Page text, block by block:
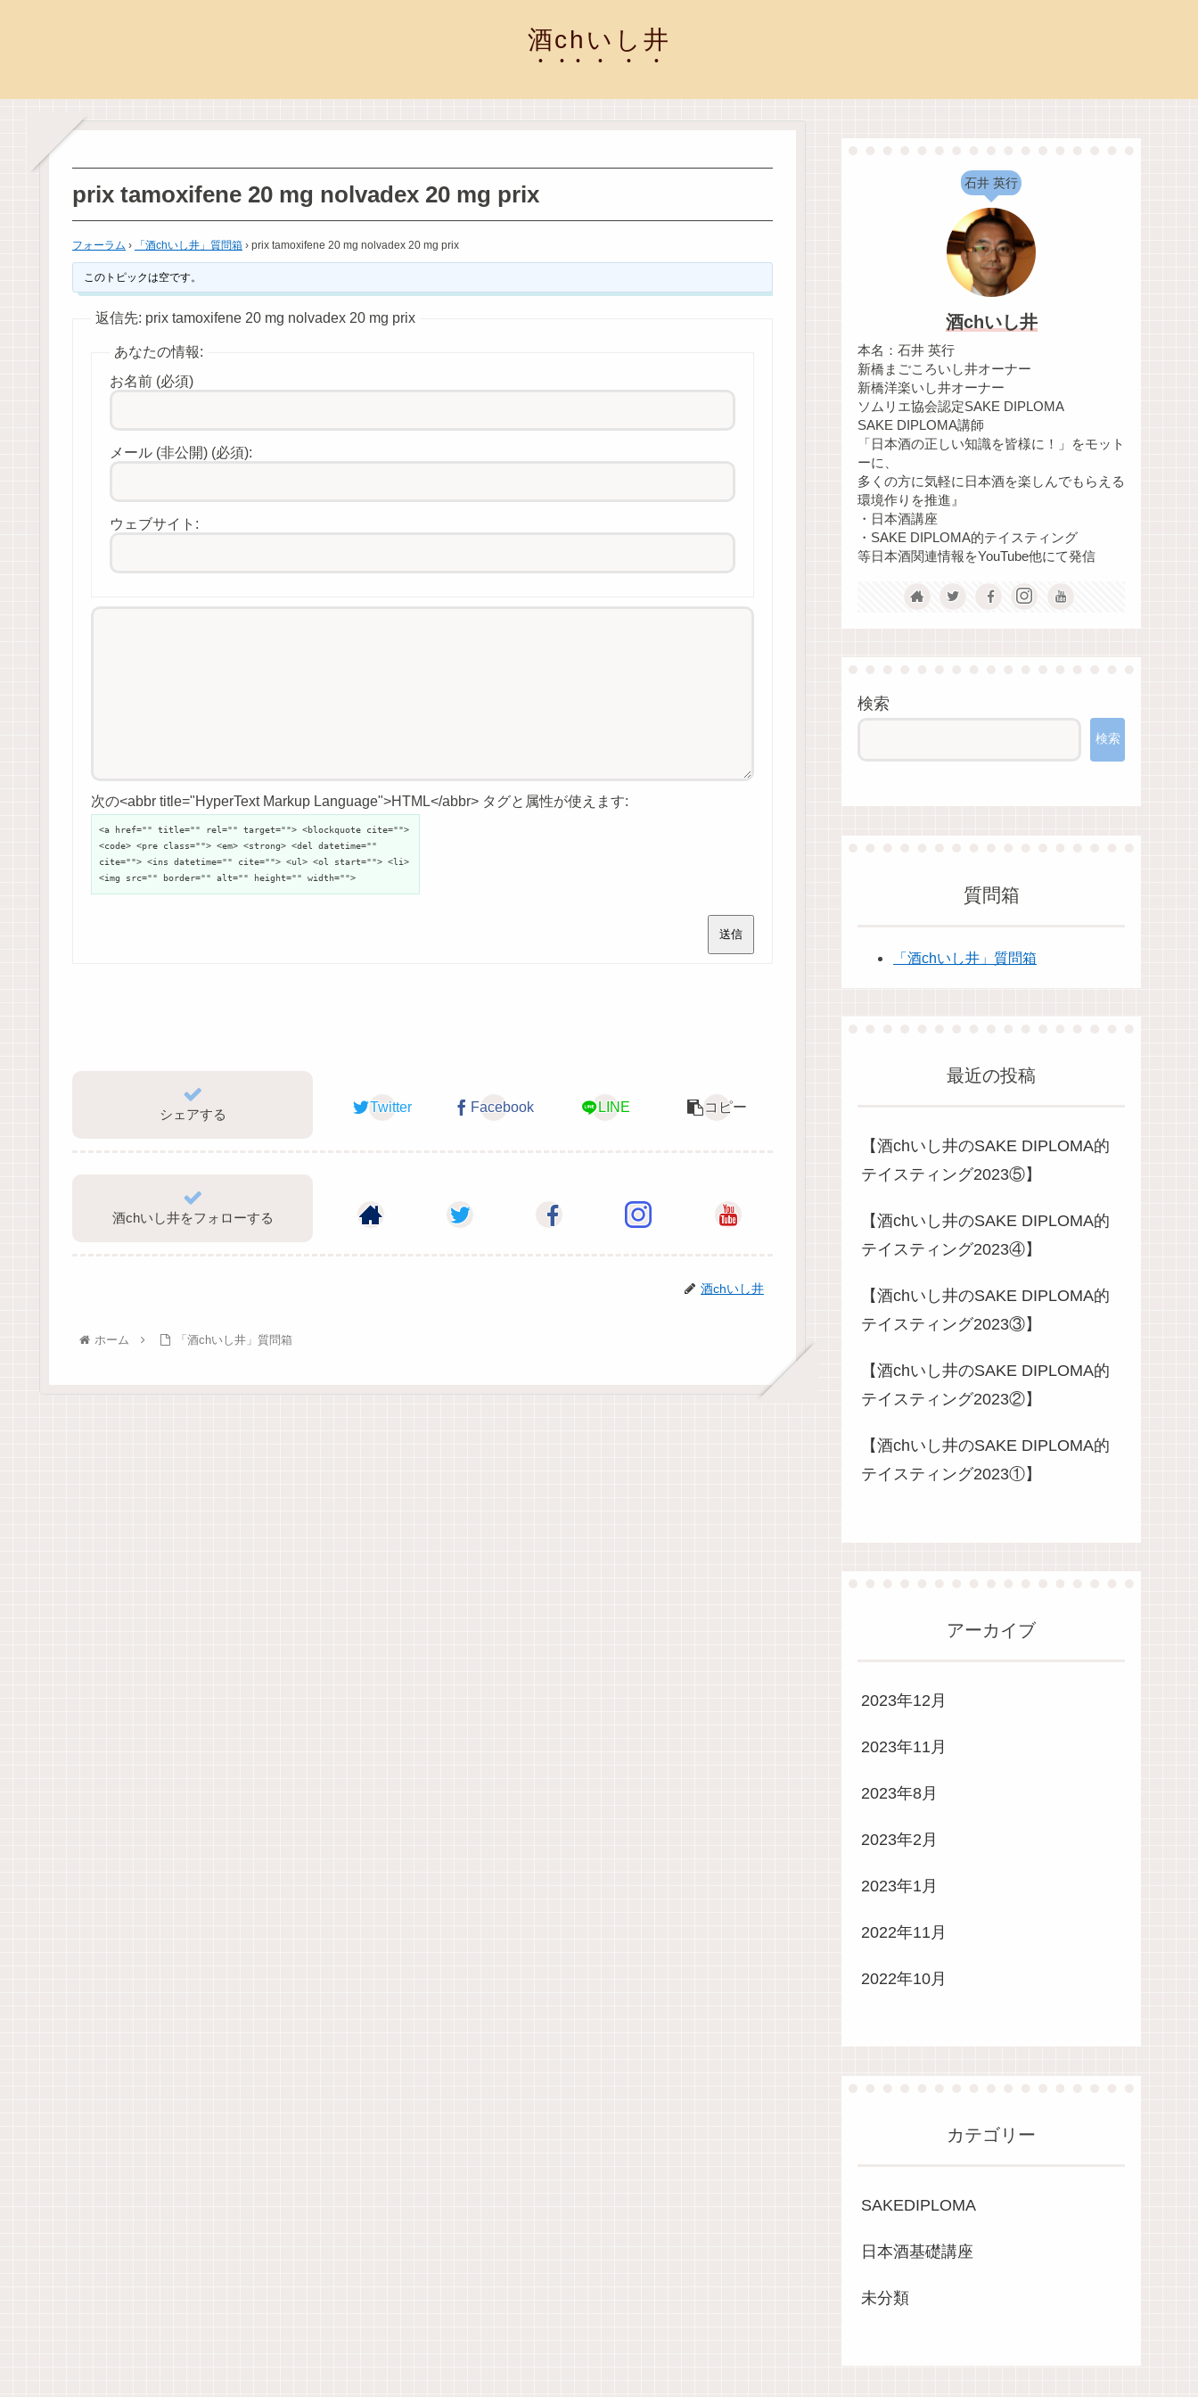
酒chいし井
prix tamoxifene 20 mg nolvadex 20 mg prix
フォーラム › 「酒chいし井」質問箱 › prix tamoxifene 20 mg nolvadex 20 mg prix
このトピックは空です。
返信先: prix tamoxifene 20 mg nolvadex 20 mg prix
あなたの情報:
お名前 (必須)
メール (非公開) (必須):
ウェブサイト:
次の<abbr title="HyperText Markup Language">HTML</abbr> タグと属性が使えます:
<a href="" title="" rel="" target=""> <blockquote cite="">
<code> <pre class=""> <em> <strong> <del datetime=""
cite=""> <ins datetime="" cite=""> <ul> <ol start=""> <li>
<img src="" border="" alt="" height="" width="">
送信
シェアする Twitter Facebook LINE コピー
酒chいし井をフォローする
酒chいし井
ホーム 「酒chいし井」質問箱
石井 英行
酒chいし井
本名：石井 英行
新橋まごころいし井オーナー
新橋洋楽いし井オーナー
ソムリエ協会認定SAKE DIPLOMA
SAKE DIPLOMA講師
「日本酒の正しい知識を皆様に！」をモット
ーに、
多くの方に気軽に日本酒を楽しんでもらえる
環境作りを推進』
・日本酒講座
・SAKE DIPLOMA的テイスティング
等日本酒関連情報をYouTube他にて発信
検索
検索
質問箱
「酒chいし井」質問箱
最近の投稿
【酒chいし井のSAKE DIPLOMA的
テイスティング2023⑤】
【酒chいし井のSAKE DIPLOMA的
テイスティング2023④】
【酒chいし井のSAKE DIPLOMA的
テイスティング2023③】
【酒chいし井のSAKE DIPLOMA的
テイスティング2023②】
【酒chいし井のSAKE DIPLOMA的
テイスティング2023①】
アーカイブ
2023年12月
2023年11月
2023年8月
2023年2月
2023年1月
2022年11月
2022年10月
カテゴリー
SAKEDIPLOMA
日本酒基礎講座
未分類